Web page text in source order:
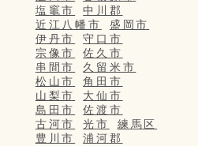
塩竈市
中川郡
近江八幡市
盛岡市
伊丹市
守口市
宗像市
佐久市
串間市
久留米市
松山市
角田市
山梨市
大仙市
島田市
佐渡市
古河市
光市
練馬区
豊川市
浦河郡